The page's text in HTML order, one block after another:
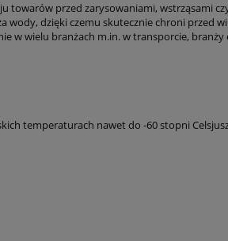
towarów przed zarysowaniami, wstrząsami
wody, dzięki czemu skutecznie chroni przed
w wielu branżach m.in. w transporcie,
temperaturach nawet do -60 stopni